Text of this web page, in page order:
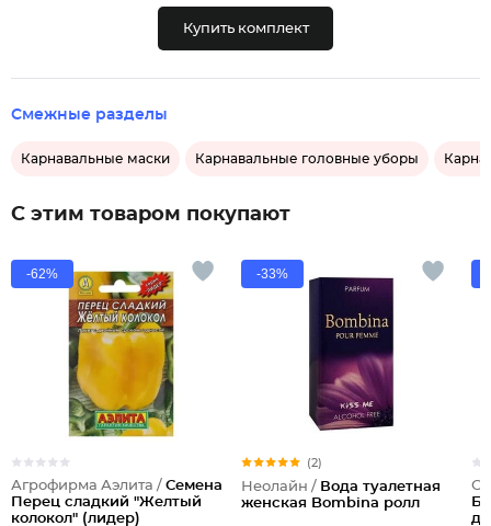
Купить комплект
Смежные разделы
Карнавальные маски Карнавальные головные уборы
С этим товаром покупают
-62%
Агрофирма Аэлита / Семена
Перец сладкий "Желтый
колокол" (лидер)
-33%
(2)
Неолайн / Вода туалетная
женская Bombina ролл